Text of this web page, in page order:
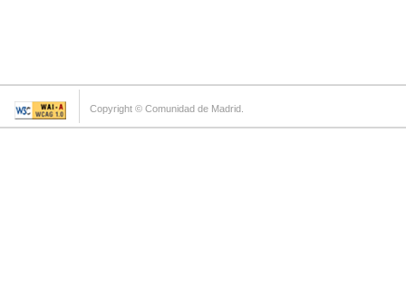
Copyright © Comunidad de Madrid.